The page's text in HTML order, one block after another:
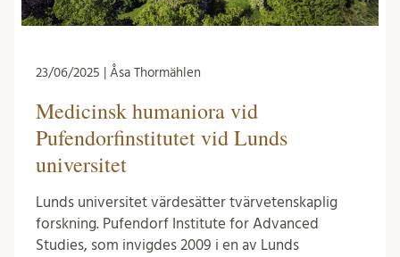
23/06/2025 | Åsa Thormählen
Medicinsk humaniora vid
Pufendorfinstitutet vid Lunds
universitet
Lunds universitet värdesätter tvärvetenskaplig
forskning. Pufendorf Institute for Advanced
Studies, som invigdes 2009 i en av Lunds